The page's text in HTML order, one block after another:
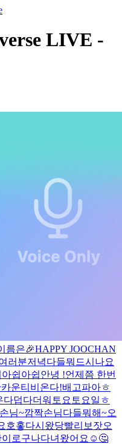
LIVE -
름은🎉HAPPY JOOCHAN
러분저녁다들뭐드시나요
아쉽아쉽안녕 !언제쯤 한번
운티 비온다!배고파아ㅎ
다덥다더워 토요토요일 ㅎ
님~깜짝손님다들뭐해~오
호홓다시왔당빨리보잣오
이로구나다녀왔어요☺️ 🤔